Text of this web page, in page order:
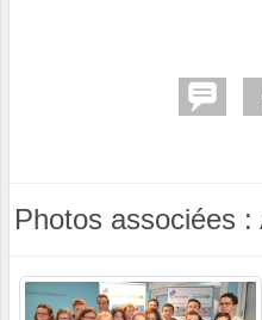
Photos associées